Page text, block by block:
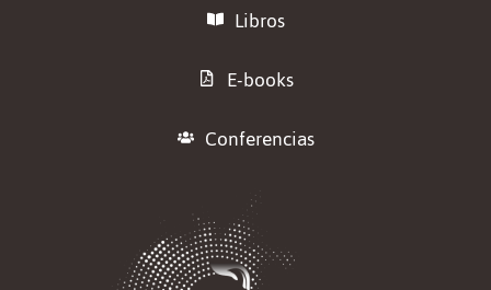
Libros
E-books
Conferencias